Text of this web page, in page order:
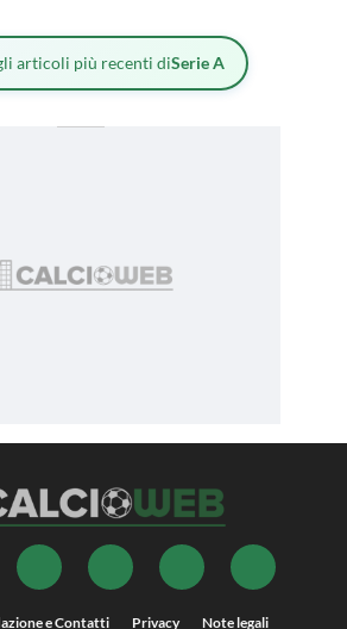
articoli più recenti diSerie A
e Contatti Privacy Note legali